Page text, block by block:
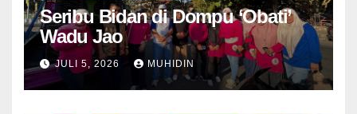
Seribu Bidan di Dompu ‘Obati’
Wadu Jao
JULI 5, 2026 MUHIDIN